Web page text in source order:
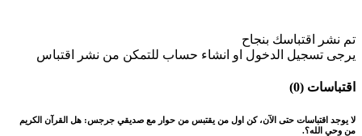
تم نشر اقتباسك بنجاح
يرجى تسجيل الدخول او انشاء حساب للتمكن من نشر اقتباس
اقتباسات (0)
لا يوجد اقتباسات حتى الآن، كن اول من يقتبس من حوار مع صديقي جرجس: هل القرآن الكريم
من وحي الله؟.